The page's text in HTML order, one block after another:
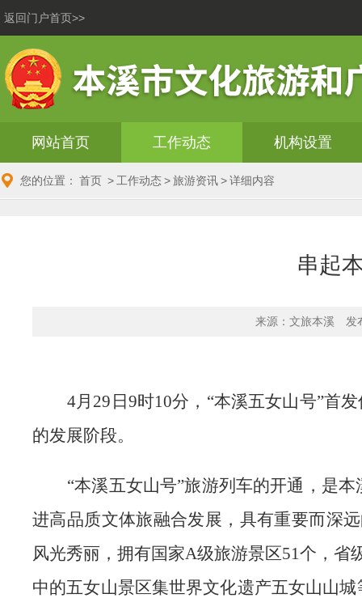
返回门户首页>>
网站首页 工作动态 机构设置
您的位置： 首页 > 工作动态>旅游资讯>详细内容
串起
来源：文旅本溪 发
4月29日9时10分，“本溪五女山号”首
的发展阶段。
“本溪五女山号”旅游列车的开通，是
进高品质文体旅融合发展，具有重要而深
风光秀丽，拥有国家A级旅游景区51个，
中的五女山景区集世界文化遗产五女山山